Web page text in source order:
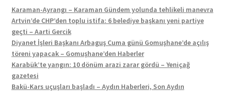
Karaman-Ayrangı – Karaman Gündem yolunda tehlikeli manevra
Artvin’de CHP’den toplu istifa: 6 belediye başkanı yeni partiye
geçti – Aarti Gercik
Diyanet İşleri Başkanı Arbaguş Cuma günü Gomuşhane’de açılış
töreni yapacak – Gomuşhane’den Haberler
Karabük’te yangın: 10 dönüm arazi zarar gördü – Yeniçağ
gazetesi
Bakü-Kars uçuşları başladı – Aydın Haberleri, Son Aydın